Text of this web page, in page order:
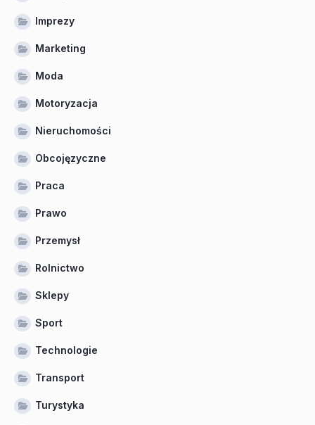
Imprezy
Marketing
Moda
Motoryzacja
Nieruchomości
Obcojęzyczne
Praca
Prawo
Przemysł
Rolnictwo
Sklepy
Sport
Technologie
Transport
Turystyka